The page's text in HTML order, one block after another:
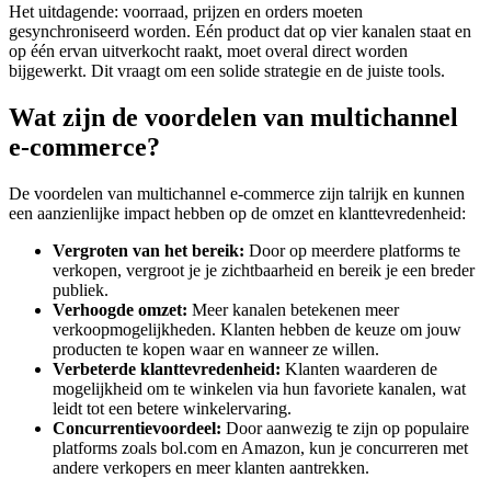
Het uitdagende: voorraad, prijzen en orders moeten
gesynchroniseerd worden. Eén product dat op vier kanalen staat en
op één ervan uitverkocht raakt, moet overal direct worden
bijgewerkt. Dit vraagt om een solide strategie en de juiste tools.
Wat zijn de voordelen van multichannel
e-commerce?
De voordelen van multichannel e-commerce zijn talrijk en kunnen
een aanzienlijke impact hebben op de omzet en klanttevredenheid:
Vergroten van het bereik: Door op meerdere platforms te
verkopen, vergroot je je zichtbaarheid en bereik je een breder
publiek.
Verhoogde omzet: Meer kanalen betekenen meer
verkoopmogelijkheden. Klanten hebben de keuze om jouw
producten te kopen waar en wanneer ze willen.
Verbeterde klanttevredenheid: Klanten waarderen de
mogelijkheid om te winkelen via hun favoriete kanalen, wat
leidt tot een betere winkelervaring.
Concurrentievoordeel: Door aanwezig te zijn op populaire
platforms zoals bol.com en Amazon, kun je concurreren met
andere verkopers en meer klanten aantrekken.